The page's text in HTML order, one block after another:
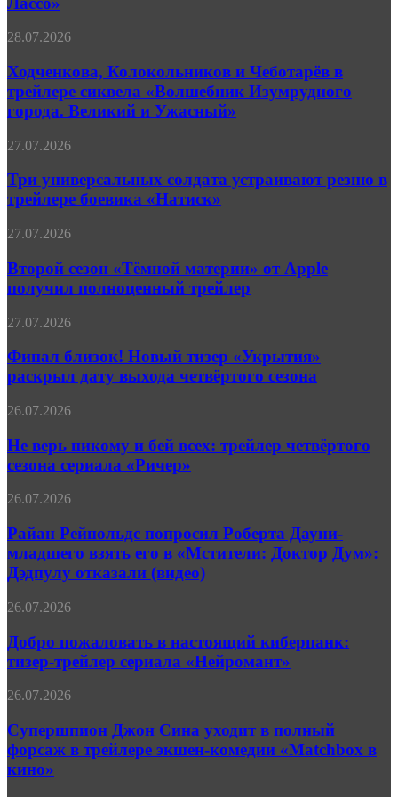
безумие
«Тед
Ходченкова,
и
Чеботарёв
в
трейлере
«Волшебник
города.
Великий
Ужасный»
28.07.2026
Ходченкова, Колокольников и Чеботарёв в
трейлере сиквела «Волшебник Изумрудного
города. Великий и Ужасный»
Три
солдата
устраивают
резню
трейлере
«Натиск»
27.07.2026
Три универсальных солдата устраивают резню в
трейлере боевика «Натиск»
Второй
«Тёмной
материи»
от
получил
трейлер
27.07.2026
Второй сезон «Тёмной материи» от Apple
получил полноценный трейлер
Финал
Новый
«Укрытия»
дату
четвёртого
сезона
27.07.2026
Финал близок! Новый тизер «Укрытия»
раскрыл дату выхода четвёртого сезона
Не
никому
и
бей
трейлер
сезона
сериала
«Ричер»
26.07.2026
Не верь никому и бей всех: трейлер четвёртого
сезона сериала «Ричер»
Райан
попросил
Роберта
Дауни-
младшего
его
«Мстители:
Доктор
Дум»:
Дэдпулу
(видео)
26.07.2026
Райан Рейнольдс попросил Роберта Дауни-
младшего взять его в «Мстители: Доктор Дум»:
Дэдпулу отказали (видео)
Добро
в
настоящий
киберпанк:
трейлер
«Нейромант»
26.07.2026
Добро пожаловать в настоящий киберпанк:
тизер-трейлер сериала «Нейромант»
Супершпион
Сина
уходит
в
полный
26.07.2026
Супершпион Джон Сина уходит в полный
форсаж в трейлере экшен-комедии «Matchbox в
кино»